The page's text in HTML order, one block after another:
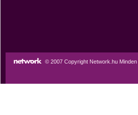
© 2007 Copyright Network.hu Minden